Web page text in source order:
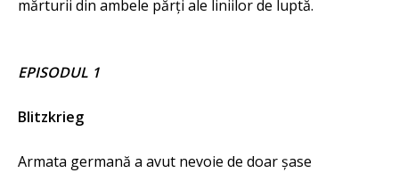
mărturii din ambele părți ale liniilor de luptă.
EPISODUL 1
Blitzkrieg
Armata germană a avut nevoie de doar șase